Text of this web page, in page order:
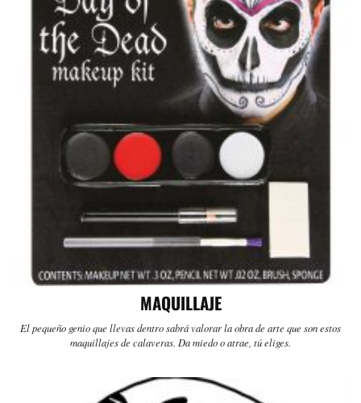
MAQUILLAJE
El pequeño genio que llevas dentro sabrá valorar la obra de arte que son estos
maquillajes de calaveras. Da miedo o atrae, tú eliges.